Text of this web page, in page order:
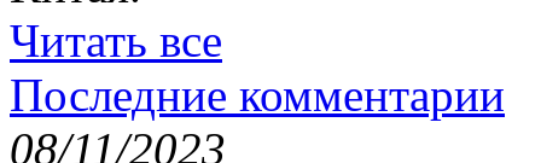
Читать все
Последние комментарии
08/11/2023